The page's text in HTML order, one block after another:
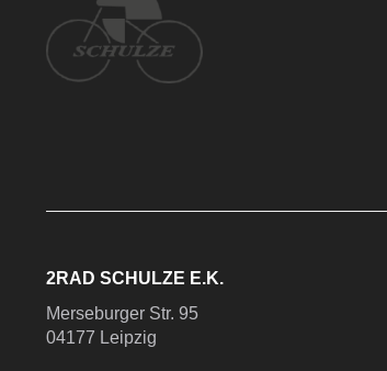
2RAD SCHULZE E.K.
Merseburger Str. 95
04177 Leipzig